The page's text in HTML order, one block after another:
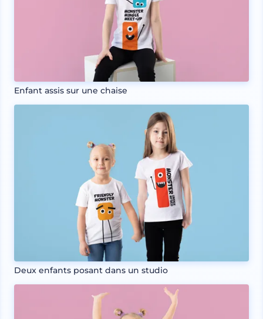
Enfant assis sur une chaise
Deux enfants posant dans un studio